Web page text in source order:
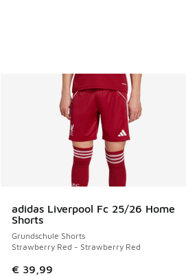
adidas Liverpool Fc 25/26 Home
Shorts
Grundschule Shorts
Strawberry Red - Strawberry Red
€ 39,99